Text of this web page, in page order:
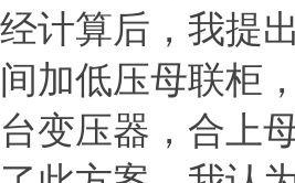
经计算后，我提
间加低压母联柜
台变压器，合上